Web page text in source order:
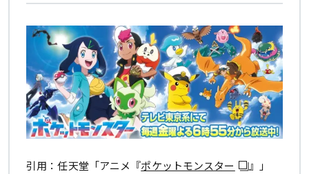
引用：任天堂「アニメ『ポケットモンスター
』」